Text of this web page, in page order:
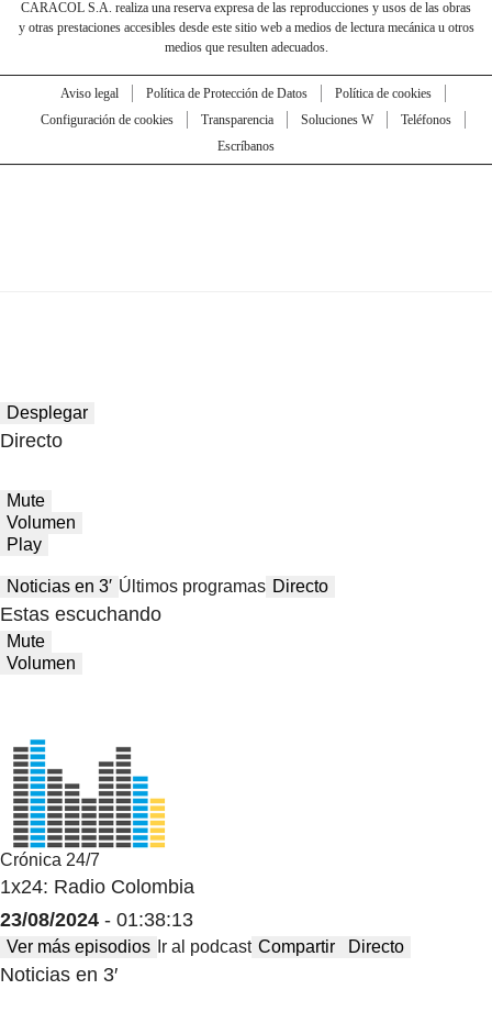
CARACOL S.A. realiza una reserva expresa de las reproducciones y usos de las obras
y otras prestaciones accesibles desde este sitio web a medios de lectura mecánica u otros
medios que resulten adecuados.
Aviso legal Política de Protección de Datos
Política de cookies
Configuración de cookies
Transparencia Soluciones W
Teléfonos
Escríbanos
Desplegar
Directo
Mute
Volumen
Play
Noticias en 3′ Últimos programas Directo
Estas escuchando
Mute
Volumen
Crónica 24/7
1x24: Radio Colombia
23/08/2024 - 01:38:13
Ver más episodios Ir al podcast Compartir Directo
Noticias en 3′